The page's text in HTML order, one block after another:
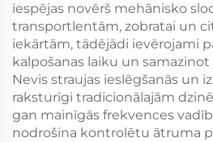
iespējas novērš mehānisko
transportlentām, zobratai un
iekārtām, tādējādi ievērojami
kalpošanas laiku un
Nevis straujas ieslēgšanās un
raksturīgi tradicionālajām
gan mainīgās frekvences
nodrošina kontrolētu ātruma